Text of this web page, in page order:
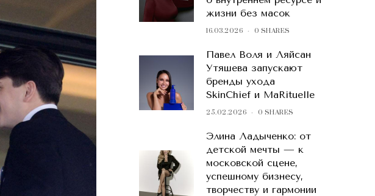
жизни без масок
16.03.2026 0 SHARES
Павел Воля и Ляйсан
Утяшева запускают
бренды ухода
SkinChief и MaRituelle
25.02.2026 0 SHARES
Элина Ладыченко: от
детской мечты — к
московской сцене,
успешному бизнесу,
творчеству и гармонии